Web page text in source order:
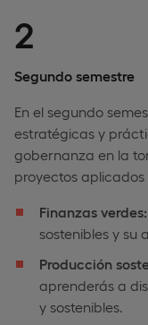
2
Segundo semestre
En el segundo
estratégicas y
gobernanza en la
proyectos aplicados
Finanzas verdes:
sostenibles y su
Producción
aprenderás a
y sostenibles.